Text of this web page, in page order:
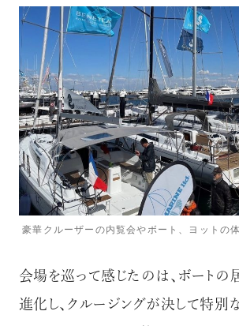
豪華クルーザーの内覧会やボート、ヨットの
会場を巡って感じたのは、ボート
進化し、クルージングが決して特別